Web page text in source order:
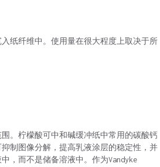
纸纤维中。使用量在很大程度上取决于所
。柠檬酸可中和碱缓冲纸中常用的碳酸钙
制图像分解，提高乳液涂层的稳定性，并
，而不是储备溶液中。作为Vandyke